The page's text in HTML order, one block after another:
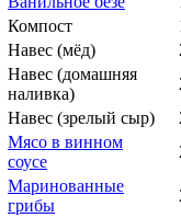
Компост
Навес (мёд)
Навес (домашняя
наливка)
Навес (зрелый сыр)
Мясо в винном
соусе
Маринованные
грибы